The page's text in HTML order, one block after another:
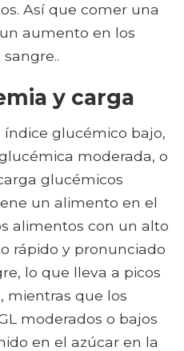
Así que comer una
aumento en los
y carga
glucémico bajo,
moderada, o
glucémicos
un alimento en el
alimentos con un alto
rápido y pronunciado
lo que lleva a picos
mientras que los
moderados o bajos
en el azúcar en la